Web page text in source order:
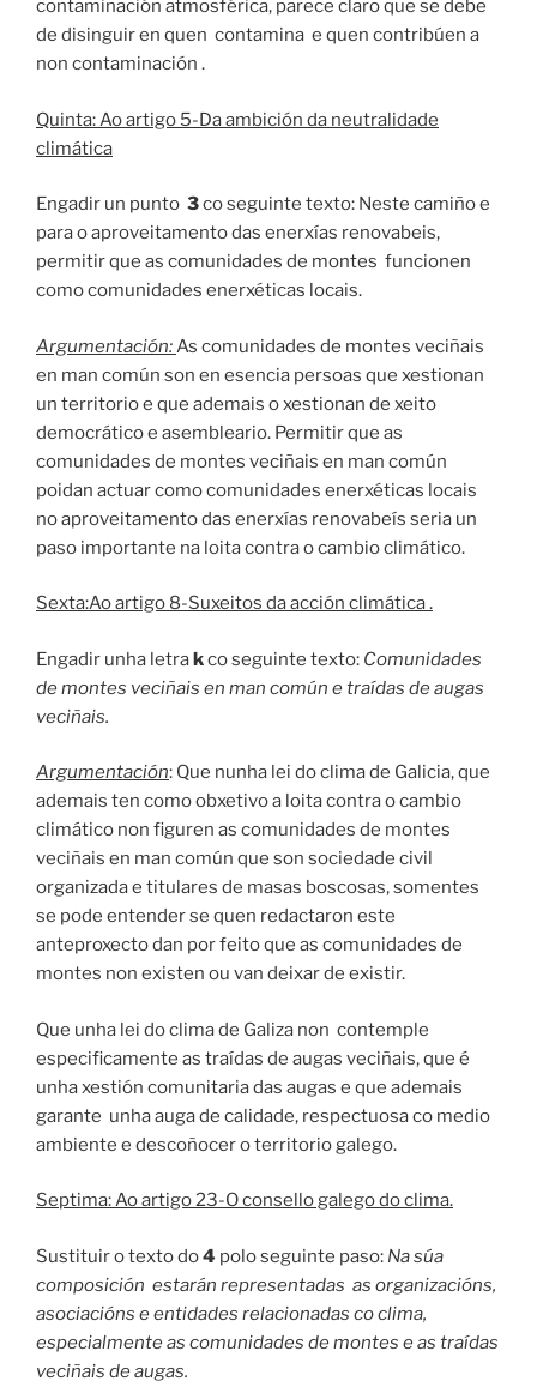
contaminación atmosférica, parece claro que se debe
de disinguir en quen contamina e quen contribúen a
non contaminación .
Quinta: Ao artigo 5-Da ambición da neutralidade
climática
Engadir un punto 3co seguinte texto: Neste camiño e
para o aproveitamento das enerxías renovabeis,
permitir que as comunidades de montes funcionen
como comunidades enerxéticas locais.
Argumentación:As comunidades de montes veciñais
en man común son en esencia persoas que xestionan
un territorio e que ademais o xestionan de xeito
democrático e asembleario. Permitir que as
comunidades de montes veciñais en man común
poidan actuar como comunidades enerxéticas locais
no aproveitamento das enerxías renovabeís seria un
paso importante na loita contra o cambio climático.
Sexta:Ao artigo 8-Suxeitos da acción climática .
Engadir unha letrakco seguinte texto: Comunidades
de montes veciñais en man común e traídas de augas
veciñais.
Argumentación: Que nunha lei do clima de Galicia, que
ademais ten como obxetivo a loita contra o cambio
climático non figuren as comunidades de montes
veciñais en man común que son sociedade civil
organizada e titulares de masas boscosas, somentes
se pode entender se quen redactaron este
anteproxecto dan por feito que as comunidades de
montes non existen ou van deixar de existir.
Que unha lei do clima de Galiza non contemple
especificamente as traídas de augas veciñais, que é
unha xestión comunitaria das augas e que ademais
garante unha auga de calidade, respectuosa co medio
ambiente e descoñocer o territorio galego.
Septima: Ao artigo 23-O consello galego do clima.
Sustituir o texto do4 polo seguinte paso: Na súa
composición estarán representadas as organizacións,
asociacións e entidades relacionadas co clima,
especialmente as comunidades de montes e as traídas
veciñais de augas.